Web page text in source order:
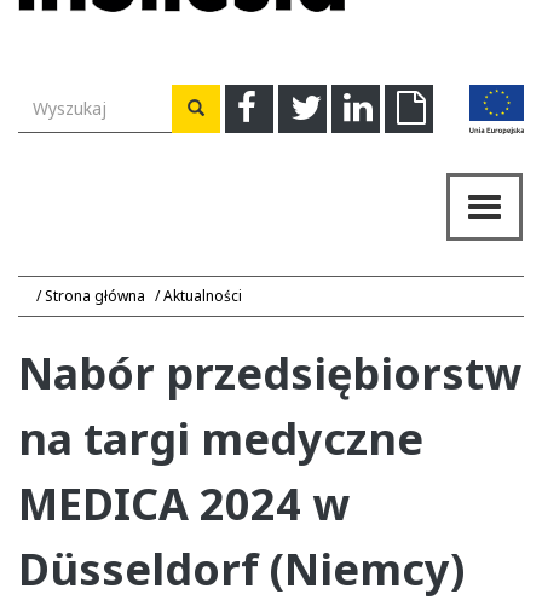
FacebookTwitterLinkedinDownload
Wyszukiwarka Wyszukaj
Strona główna Aktualności
Nabór przedsiębiorstw
na targi medyczne
MEDICA 2024 w
Düsseldorf (Niemcy)